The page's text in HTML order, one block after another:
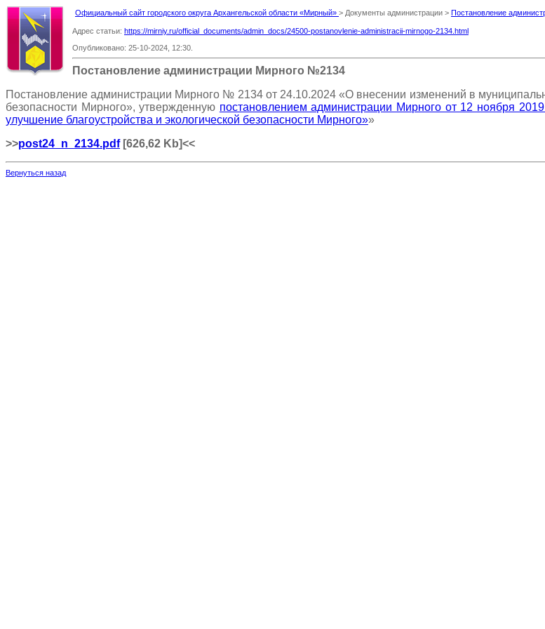
Официальный сайт городского округа Архангельской области «Мирный» > Документы администрации > Постановление
Адрес статьи: https://mirniy.ru/official_documents/admin_docs/24500-postanovlenie-administracii-mirnogo-2134.html
Опубликовано: 25-10-2024, 12:30.
Постановление администрации Мирного №2134
Постановление администрации Мирного № 2134 от 24.10.2024 «О внесении изменений в
безопасности Мирного», утвержденную постановлением администрации Мирного от 12 ноября
улучшение благоустройства и экологической безопасности Мирного»»
>>post24_n_2134.pdf[626,62 Kb]<<
Вернуться назад